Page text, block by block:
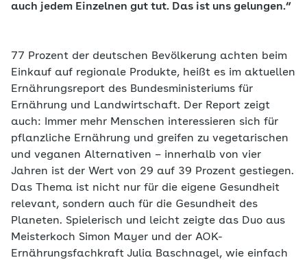
auch jedem Einzelnen gut tut. Das ist uns gelungen.“
77 Prozent der deutschen Bevölkerung achten beim
Einkauf auf regionale Produkte, heißt es im aktuellen
Ernährungsreport des Bundesministeriums für
Ernährung und Landwirtschaft. Der Report zeigt
auch: Immer mehr Menschen interessieren sich für
pflanzliche Ernährung und greifen zu vegetarischen
und veganen Alternativen – innerhalb von vier
Jahren ist der Wert von 29 auf 39 Prozent gestiegen.
Das Thema ist nicht nur für die eigene Gesundheit
relevant, sondern auch für die Gesundheit des
Planeten. Spielerisch und leicht zeigte das Duo aus
Meisterkoch Simon Mayer und der AOK-
Ernährungsfachkraft Julia Baschnagel, wie einfach